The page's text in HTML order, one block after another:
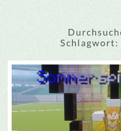
Schlagwort: